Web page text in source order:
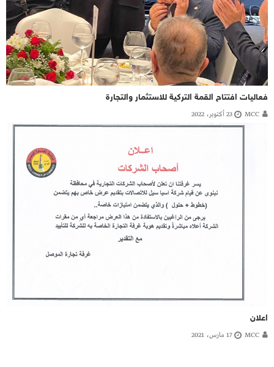
فعاليات افتتاح القمة التركية للاستثمار والتجارة
MCC 23 أكتوبر، 2022
اعلان
MCC 17 مارس، 2021